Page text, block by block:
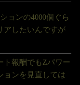
ョンの4000個ぐら
アしたいんですが
ト報酬でもZパワー
ョンを見直しては